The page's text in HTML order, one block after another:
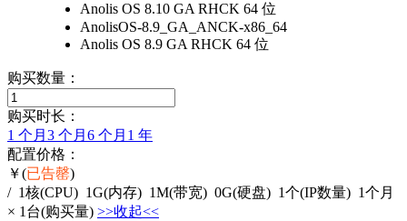
Anolis OS 8.10 GA RHCK 64 位
AnolisOS-8.9_GA_ANCK-x86_64
Anolis OS 8.9 GA RHCK 64 位
购买数量：
购买时长：
1 个月 3 个月 6 个月 1 年
配置价格：
￥(已告罄)
/ 1核(CPU) 1G(内存) 1M(带宽) 0G(硬盘) 1个(IP数量) 1个月
× 1 台(购买量) >>收起<<